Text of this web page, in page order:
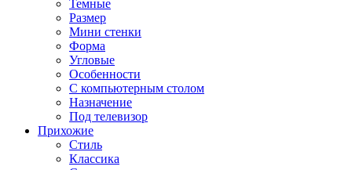
Темные
Размер
Мини стенки
Форма
Угловые
Особенности
С компьютерным столом
Назначение
Под телевизор
Прихожие
Стиль
Классика